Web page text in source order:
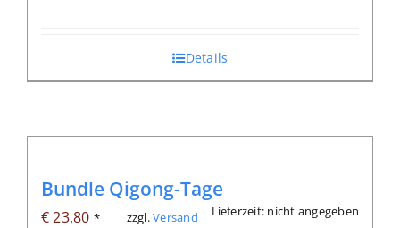
Details
Bundle Qigong-Tage
€23,80 * zzgl.Versand Lieferzeit: nicht angegeben